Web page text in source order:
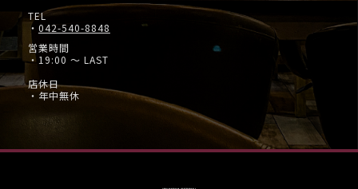
TEL
・ 042-540-8848
営業時間
・19:00 ～ LAST
店休日
・年中無休